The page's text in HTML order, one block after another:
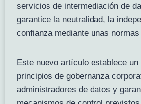
servicios de intermediación de
garantice la neutralidad, la
confianza mediante unas
Este nuevo artículo establece
principios de gobernanza
administradores de datos y